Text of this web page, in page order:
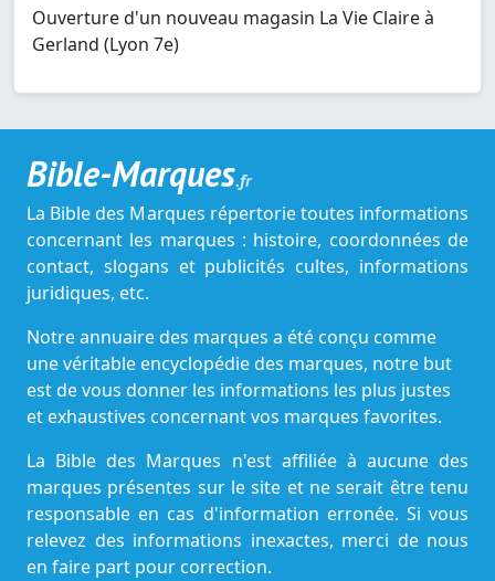
Ouverture d'un nouveau magasin La Vie Claire à
Gerland (Lyon 7e)
Bible-Marques.fr
La Bible des Marques répertorie toutes informations
concernant les marques : histoire, coordonnées de
contact, slogans et publicités cultes, informations
juridiques, etc.
Notre annuaire des marques a été conçu comme
une véritable encyclopédie des marques, notre but
est de vous donner les informations les plus justes
et exhaustives concernant vos marques favorites.
La Bible des Marques n'est affiliée à aucune des
marques présentes sur le site et ne serait être tenu
responsable en cas d'information erronée. Si vous
relevez des informations inexactes, merci de nous
en faire part pour correction.